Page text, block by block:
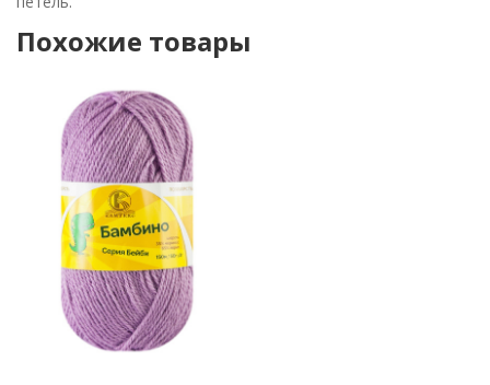
Похожие товары